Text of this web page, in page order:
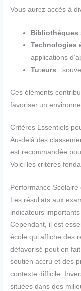
Vous aurez accès à
Bibliothèques
Technologies
applications
Tuteurs :
Ces éléments
favoriser un
Critères Essentiels
Au-delà des
est recommandée
Voici les critères
Performance Scolaire
Les résultats aux
indicateurs
Cependant, il est
école qui affiche des
défavorisé peut en
soutien accru et des
contexte difficile.
situées dans des